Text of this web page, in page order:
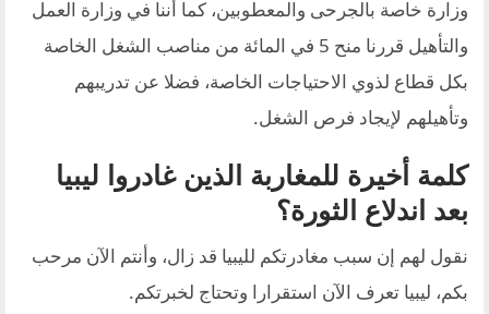
وزارة خاصة بالجرحى والمعطوبين، كما أننا في وزارة العمل
والتأهيل قررنا منح 5 في المائة من مناصب الشغل الخاصة
بكل قطاع لذوي الاحتياجات الخاصة، فضلا عن تدريبهم
وتأهيلهم لإيجاد فرص الشغل.
كلمة أخيرة للمغاربة الذين غادروا ليبيا
بعد اندلاع الثورة؟
نقول لهم إن سبب مغادرتكم لليبيا قد زال، وأنتم الآن مرحب
بكم، ليبيا تعرف الآن استقرارا وتحتاج لخبرتكم.